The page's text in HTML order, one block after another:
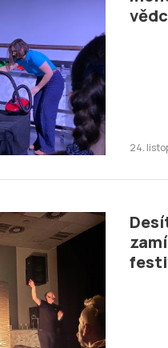
24.